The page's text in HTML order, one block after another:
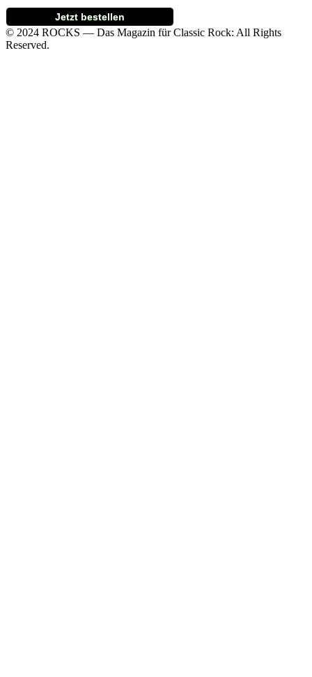
Jetzt bestellen
© 2024 ROCKS — Das Magazin für Classic Rock: All Rights
Reserved.